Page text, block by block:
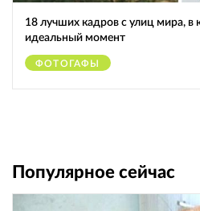
18 лучших кадров с улиц мира, в
идеальный момент
ФОТОГАФЫ
Популярное сейчас